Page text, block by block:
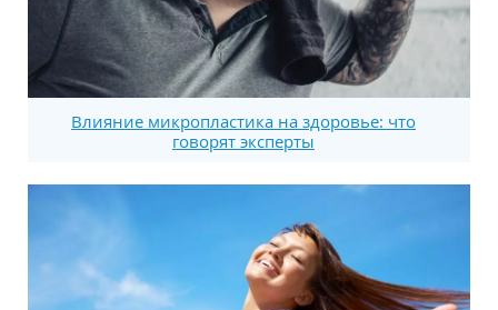
Влияние микропластика на здоровье: что
говорят эксперты